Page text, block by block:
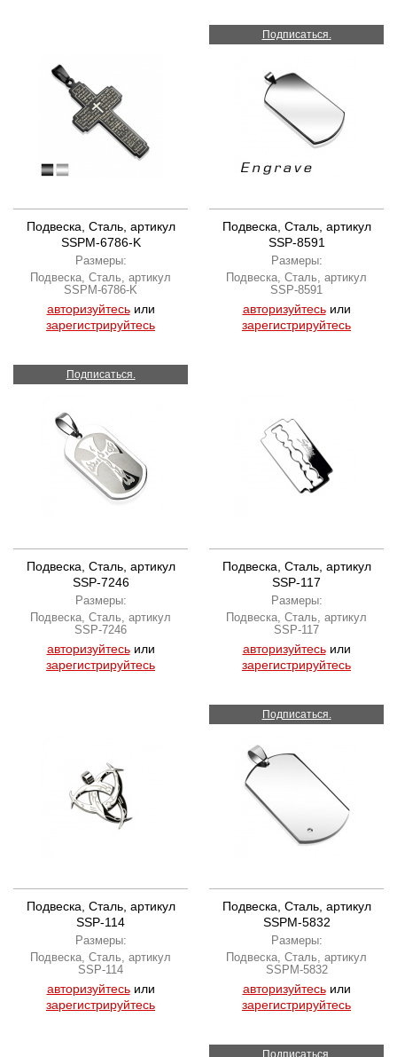
Подвеска, Сталь, артикул
SSPM-6786-K
Размеры:
Подвеска, Сталь, артикул
SSPM-6786-K
авторизуйтесьили
зарегистрируйтесь
Подписаться.
Подвеска, Сталь, артикул
SSP-8591
Размеры:
Подвеска, Сталь, артикул
SSP-8591
авторизуйтесьили
зарегистрируйтесь
Подписаться.
Подвеска, Сталь, артикул
SSP-7246
Размеры:
Подвеска, Сталь, артикул
SSP-7246
авторизуйтесьили
зарегистрируйтесь
Подвеска, Сталь, артикул
SSP-117
Размеры:
Подвеска, Сталь, артикул
SSP-117
авторизуйтесьили
зарегистрируйтесь
Подвеска, Сталь, артикул
SSP-114
Размеры:
Подвеска, Сталь, артикул
SSP-114
авторизуйтесьили
зарегистрируйтесь
Подписаться.
Подвеска, Сталь, артикул
SSPM-5832
Размеры:
Подвеска, Сталь, артикул
SSPM-5832
авторизуйтесьили
зарегистрируйтесь
Подписаться.